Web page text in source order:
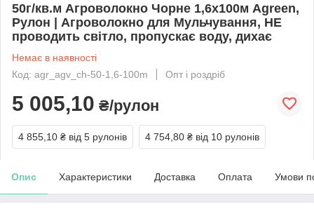
50г/кв.м Агроволокно Чорне 1,6х100м Agreen,
Рулон | Агроволокно для Мульчування, НЕ
проводить світло, пропускає воду, дихає
Немає в наявності
Код: agr_agv_ch-50-1,6-100m
Опт і роздріб
5 005,10 ₴/рулон
4 855,10 ₴ від 5 рулонів 4 754,80 ₴ від 10 рулонів
Опис Характеристики Доставка Оплата Умови